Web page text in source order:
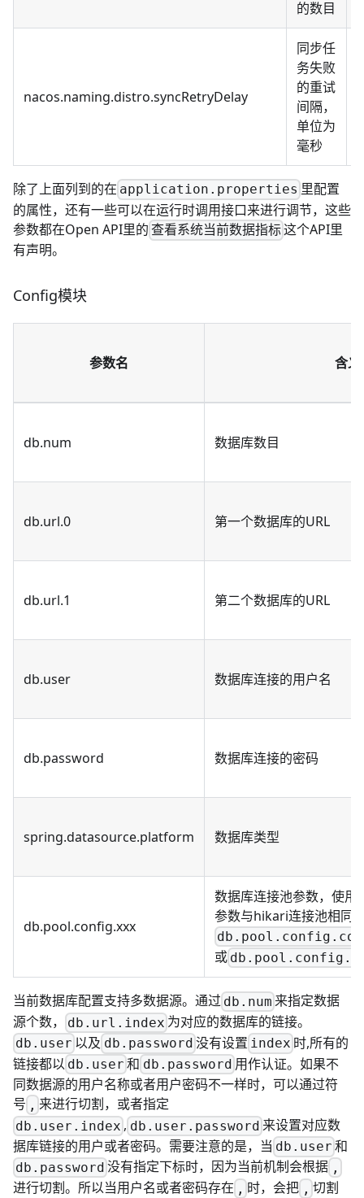
的数目
nacos.naming.distro.syncRetryDelay
同步任
务失败
的重试
间隔，
单位为
毫秒
除了上面列到的在 application.properties 里配置
的属性，还有一些可以在运行时调用接口来进行调节，这些
参数都在Open API里的 查看系统当前数据指标这个API里
有声明。
Config模块
参数名 含义
db.num 数据库数目
db.url.0 第一个数据库的URL
db.url.1 第二个数据库的URL
db.user 数据库连接的用户名
db.password 数据库连接的密码
spring.datasource.platform 数据库类型
db.pool.config.xxx
数据库连接池参数，使
参数与hikari连接池相同
或
当前数据库配置支持多数据源。通过 db.num 来指定数据
源个数，
db.url.index 为对应的数据库的链接。
db.user 以及 db.password 没有设置 index 时,所有的
链接都以 db.user 和 db.password 用作认证。如果不
同数据源的用户名称或者用户密码不一样时，可以通过符
号 , 来进行切割，或者指定
db.user.index , db.user.password来设置对应数
据库链接的用户或者密码。需要注意的是，当 db.user 和
db.password 没有指定下标时，因为当前机制会根据 ,
进行切割。所以当用户名或者密码存在 , 时，会把 , 切割